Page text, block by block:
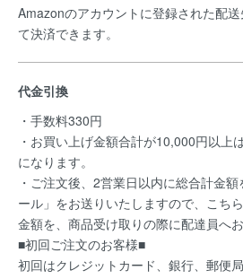
Amazonのアカウントに登録された配
て決済できます。
代金引換
・手数料330円
・お買い上げ金額合計が10,000円以上
になります。
・ご注文後、2営業日以内に総合計金
ール」をお送りいたしますので、こち
金額を、商品受け取りの際に配達員へお
■初回ご注文のお客様■
初回はクレジットカード、銀行、郵便